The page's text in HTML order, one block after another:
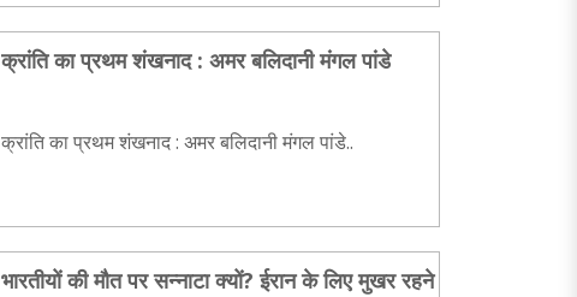
क्रांति का प्रथम शंखनाद : अमर बलिदानी मंगल पांडे
क्रांति का प्रथम शंखनाद : अमर बलिदानी मंगल पांडे..
भारतीयों की मौत पर सन्नाटा क्यों? ईरान के लिए मुखर रहने